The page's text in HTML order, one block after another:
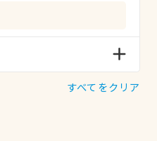
すべてをクリア